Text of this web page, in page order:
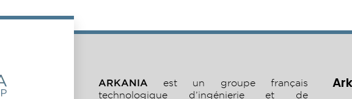
ARKANIA est un groupe français
technologique d’ingénierie et de